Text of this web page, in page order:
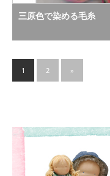
三原色で染める毛糸
1 2 »